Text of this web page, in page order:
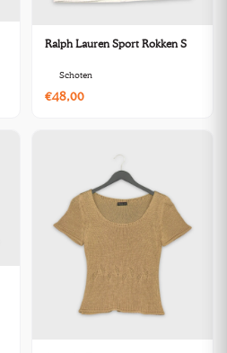
Ralph Lauren Sport Rokken S
Schoten
€48,00